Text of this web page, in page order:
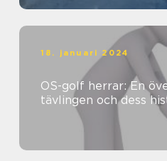
18. januari 2024
OS-golf herrar: En
tävlingen och dess